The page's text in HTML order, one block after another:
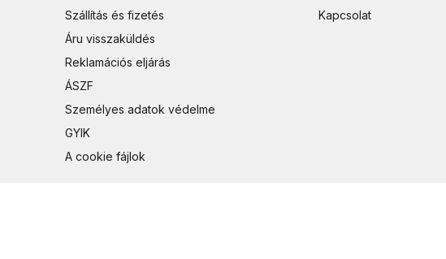
Szállítás és fizetés
Áru visszaküldés
Reklamációs eljárás
ÁSZF
Személyes adatok védelme
GYIK
A cookie fájlok
Kapcsolat